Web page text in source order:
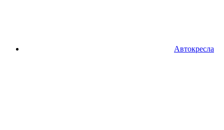
Автокресла